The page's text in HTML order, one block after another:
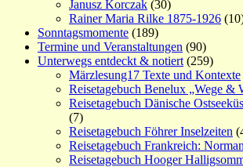
Janusz Korczak (30)
Rainer Maria Rilke 1875-1926
Sonntagsmomente (189)
Termine und Veranstaltungen (90)
Unterwegs entdeckt & notiert (259)
Märzlesung17 Texte und Kontexte
Reisetagebuch Benelux „Wege &
Reisetagebuch Dänische
(7)
Reisetagebuch Föhrer Inselzeiten
Reisetagebuch Frankreich:
Reisetagebuch Hooger